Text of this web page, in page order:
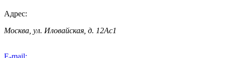
Адрес:
Москва, ул. Иловайская, д. 12Ас1